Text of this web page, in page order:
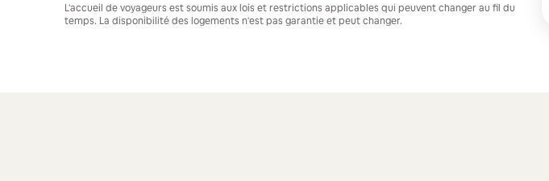
L'accueil de voyageurs est soumis aux lois et restrictions applicables qui peuvent changer au fil du
temps. La disponibilité des logements n'est pas garantie et peut changer.